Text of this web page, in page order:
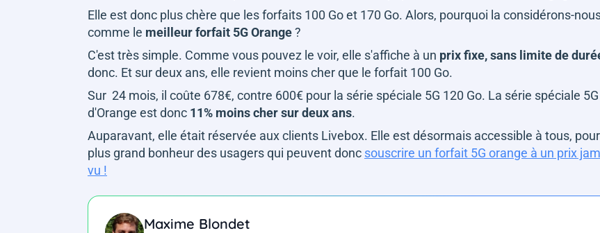
Elle est donc plus chère que les forfaits 100 Go et 170 Go. Alors, pourquoi la considérons-
comme le meilleur forfait 5G Orange?
C'est très simple. Comme vous pouvez le voir, elle s'affiche à un prix fixe, sans limite de
donc. Et sur deux ans, elle revient moins cher que le forfait 100 Go.
Sur 24 mois, il coûte 678€, contre 600€ pour la série spéciale 5G 120 Go. La série spéciale 5G
d'Orange est donc 11% moins cher sur deux ans.
Auparavant, elle était réservée aux clients Livebox. Elle est désormais accessible à tous,
plus grand bonheur des usagers qui peuvent donc souscrire un forfait 5G orange à un prix
vu !
Maxime Blondet